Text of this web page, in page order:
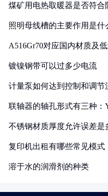
煤矿用电热取暖器是否符合
照明母线槽的主要作用是什
A516Gr70对应国内材质及
镀镍钢带可以过多少电流
计量泵如何达到控制和调节
联轴器的轴孔形式有三种：
不锈钢材质厚度允许误差是
复印机出租有哪些常见模式
溶于水的润滑剂的种类